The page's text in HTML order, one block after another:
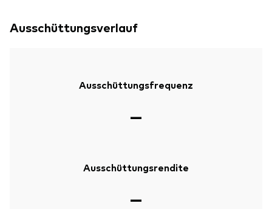
Ausschüttungsverlauf
Ausschüttungsfrequenz
—
Ausschüttungsrendite
—